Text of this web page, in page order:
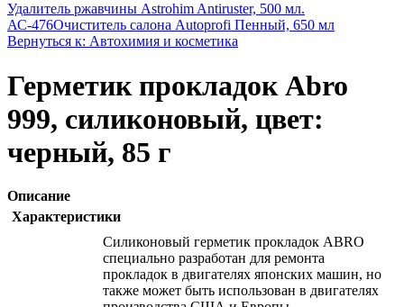
Удалитель ржавчины Astrohim Antiruster, 500 мл.
АС-476Очиститель салона Autoprofi Пенный, 650 мл
Вернуться к: Автохимия и косметика
Герметик прокладок Abro
999, силиконовый, цвет:
черный, 85 г
Описание
Характеристики
Силиконовый герметик прокладок ABRO
специально разработан для ремонта
прокладок в двигателях японских машин, но
также может быть использован в двигателях